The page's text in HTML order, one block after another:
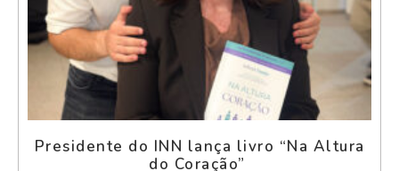
Presidente do INN lança livro “Na Altura
do Coração”